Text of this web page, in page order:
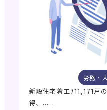
労務・
新設住宅着工711,171戸
得、……